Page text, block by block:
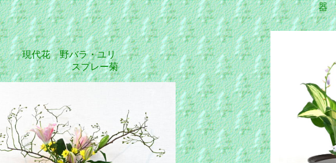
器 唐
現代花 野バラ・ユリ
スプレー菊